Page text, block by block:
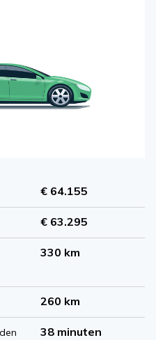
€ 64.155
€ 63.295
330 km
260 km
38 minuten